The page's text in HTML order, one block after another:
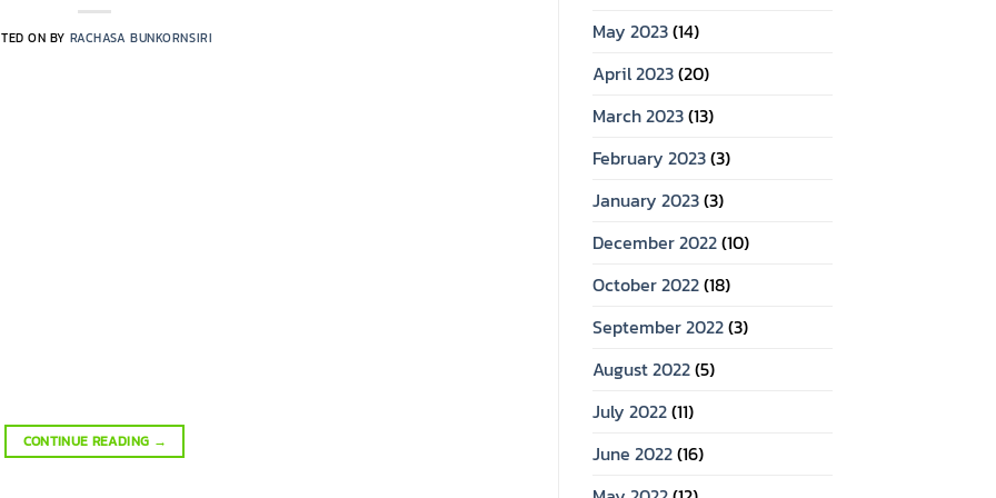
ON BY RACHASA BUNKORNSIRI
CONTINUE READING →
May 2023(14)
April 2023(20)
March 2023(13)
February 2023(3)
January 2023(3)
December 2022(10)
October 2022(18)
September 2022(3)
August 2022(5)
July 2022(11)
June 2022(16)